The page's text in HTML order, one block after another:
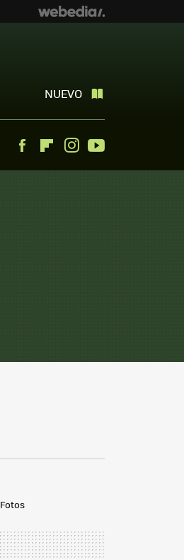
NUEVO
FacebookFlipboardInstagram
Fotos